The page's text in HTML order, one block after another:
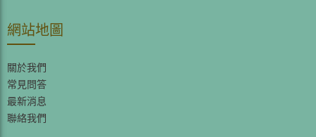
網站地圖
關於我們
常見問答
最新消息
聯絡我們